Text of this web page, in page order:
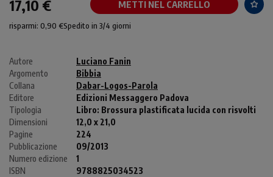
17,10 € METTI NEL CARRELLO
risparmi: 0,90 €Spedito in 3/4 giorni
Autore
Luciano Fanin
Argomento
Bibbia
Collana
Dabar-Logos-Parola
Editore
Edizioni Messaggero Padova
Tipologia
Libro: Brossura plastificata lucida con risvolti
Dimensioni
12,0 x 21,0
Pagine
224
Pubblicazione
09/2013
Numero edizione
1
ISBN
9788825034523